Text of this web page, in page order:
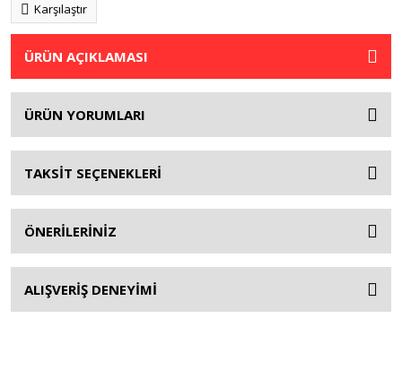
Karşılaştır
ÜRÜN AÇIKLAMASI
ÜRÜN YORUMLARI
TAKSİT SEÇENEKLERİ
ÖNERİLERİNİZ
ALIŞVERİŞ DENEYİMİ